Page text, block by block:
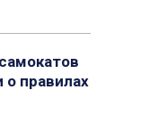
правилах